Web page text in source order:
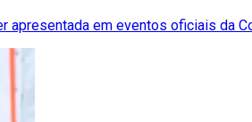
apresentada em eventos oficiais da